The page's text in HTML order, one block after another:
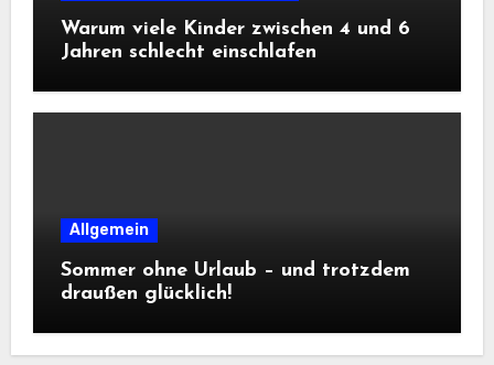
Warum viele Kinder zwischen 4 und 6
Jahren schlecht einschlafen
Allgemein
Sommer ohne Urlaub – und trotzdem
draußen glücklich!